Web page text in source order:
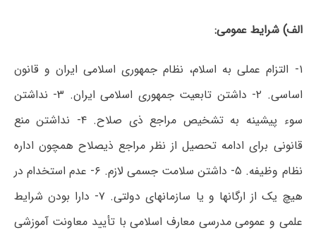
الف) شرایط عمومی:
۱- التزام عملی به اسلام، نظام جمهوری اسلامی ایران و قانون
اساسی. ۲- داشتن تابعیت جمهوری اسلامی ایران. ۳- نداشتن
سوء پیشینه به تشخیص مراجع ذی صلاح. ۴- نداشتن منع
قانونی برای ادامه تحصیل از نظر مراجع ذیصلاح همچون اداره
نظام وظیفه. ۵- داشتن سلامت جسمی لازم. ۶- عدم استخدام در
هیچ یک از ارگانها و یا سازمانهای دولتی. ۷- دارا بودن شرایط
علمی و عمومی مدرسی معارف اسلامی با تأیید معاونت آموزشی